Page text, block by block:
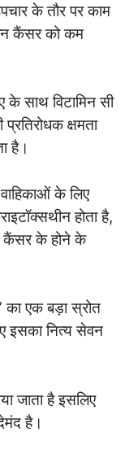
के तौर पर काम
कैंसर को कम
के साथ विटामिन सी
प्रतिरोधक क्षमता
है।
के लिए
होता है,
कैंसर के होने के
का एक बड़ा स्रोत
इसका नित्य सेवन
जाता है इसलिए
है।